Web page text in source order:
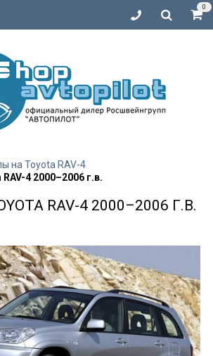
0
на Toyota RAV-4
4 2000–2006 г.в.
RAV-4 2000–2006 Г.В.